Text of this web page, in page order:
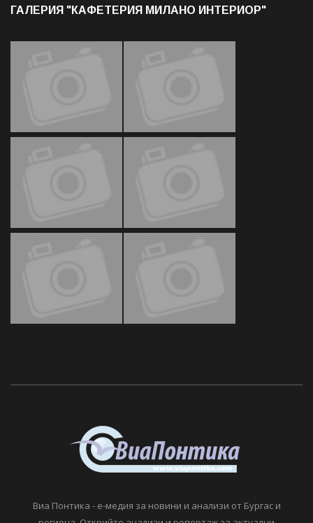
ГАЛЕРИЯ "КАФЕТЕРИЯ МИЛАНО ИНТЕРИОР"
Виа Понтика - е-медия за новини и анализи от Бургас и